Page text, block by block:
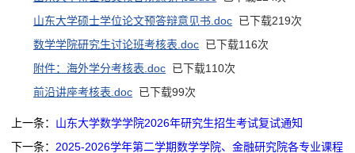
山东大学硕士学位论文预答辩意见书.doc 已下载219次
数学学院研究生讨论班考核表.doc 已下载116次
附件：海外学分考核表.doc 已下载110次
前沿讲座考核表.doc 已下载99次
上一条： 山东大学数学学院2026年研究生招生考试复试通知
下一条： 2025-2026学年第二学期数学学院、金融研究院各专业课程